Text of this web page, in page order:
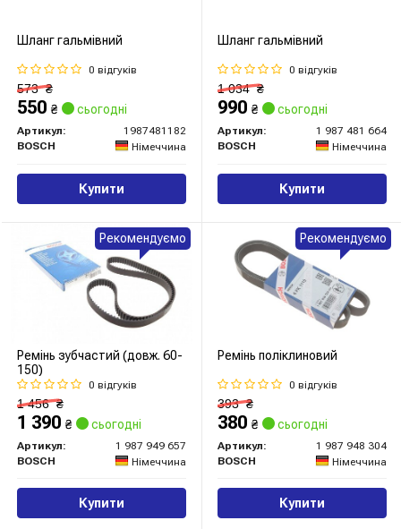
Шланг гальмівний
0 відгуків
573₴
550 ₴ сьогодні
Артикул:
1987481182
BOSCH
Німеччина
Купити
Шланг гальмівний
0 відгуків
1 034₴
990 ₴ сьогодні
Артикул:
1 987 481 664
BOSCH
Німеччина
Купити
Ремінь зубчастий (довж. 60-
150)
0 відгуків
1 456₴
1 390 ₴ сьогодні
Артикул:
1 987 949 657
BOSCH
Німеччина
Купити
Рекомендуємо
Ремінь поліклиновий
0 відгуків
393₴
380 ₴ сьогодні
Артикул:
1 987 948 304
BOSCH
Німеччина
Купити
Рекомендуємо